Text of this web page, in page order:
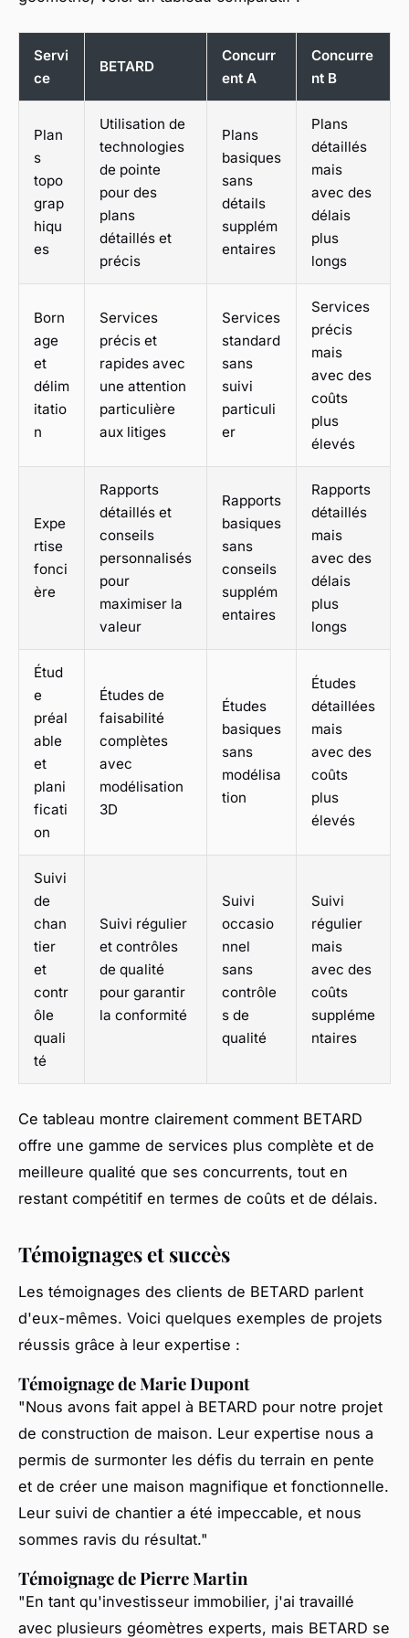
Servi
ce
BETARD
Concurr
ent A
Concurre
nt B
Plan
s
topo
grap
hiqu
es
Utilisation de
technologies
de pointe
pour des
plans
détaillés et
précis
Plans
basiques
sans
détails
supplém
entaires
Plans
détaillés
mais
avec des
délais
plus
longs
Born
age
et
délim
itatio
n
Services
précis et
rapides avec
une attention
particulière
aux litiges
Services
standard
sans
suivi
particuli
er
Services
précis
mais
avec des
coûts
plus
élevés
Expe
rtise
fonci
ère
Rapports
détaillés et
conseils
personnalisés
pour
maximiser la
valeur
Rapports
basiques
sans
conseils
supplém
entaires
Rapports
détaillés
mais
avec des
délais
plus
longs
Étud
e
préal
able
et
plani
ficati
on
Études de
faisabilité
complètes
avec
modélisation
3D
Études
basiques
sans
modélisa
tion
Études
détaillées
mais
avec des
coûts
plus
élevés
Suivi
de
chan
tier
et
contr
ôle
quali
té
Suivi régulier
et contrôles
de qualité
pour garantir
la conformité
Suivi
occasio
nnel
sans
contrôle
s de
qualité
Suivi
régulier
mais
avec des
coûts
suppléme
ntaires
Ce tableau montre clairement comment BETARD
offre une gamme de services plus complète et de
meilleure qualité que ses concurrents, tout en
restant compétitif en termes de coûts et de délais.
Témoignages et succès
Les témoignages des clients de BETARD parlent
d'eux-mêmes. Voici quelques exemples de projets
réussis grâce à leur expertise :
Témoignage de Marie Dupont
"Nous avons fait appel à BETARD pour notre projet
de construction de maison. Leur expertise nous a
permis de surmonter les défis du terrain en pente
et de créer une maison magnifique et fonctionnelle.
Leur suivi de chantier a été impeccable, et nous
sommes ravis du résultat."
Témoignage de Pierre Martin
"En tant qu'investisseur immobilier, j'ai travaillé
avec plusieurs géomètres experts, mais BETARD se